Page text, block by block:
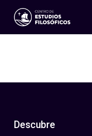
Eventos
ES
EN
Descubre